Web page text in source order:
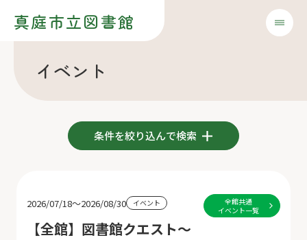
真庭市立図書館
イベント
条件を絞り込んで検索
2026/07/18～2026/08/30 イベント
【全館】図書館クエスト～
全館共通
イベント一覧